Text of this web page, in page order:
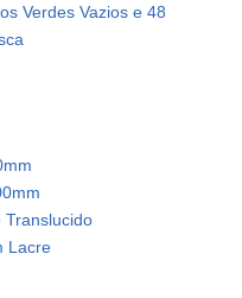
Verdes Vazios e 48
Translucido
Lacre